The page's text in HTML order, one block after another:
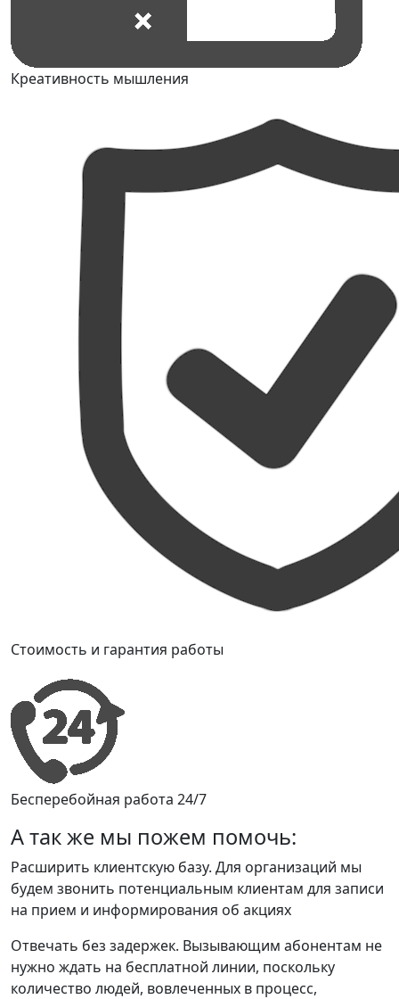
Креативность мышления
Стоимость и гарантия работы
Бесперебойная работа 24/7
А так же мы пожем помочь:
Расширить клиентскую базу. Для организаций мы
будем звонить потенциальным клиентам для записи
на прием и информирования об акциях
Отвечать без задержек. Вызывающим абонентам не
нужно ждать на бесплатной линии, поскольку
количество людей, вовлеченных в процесс,